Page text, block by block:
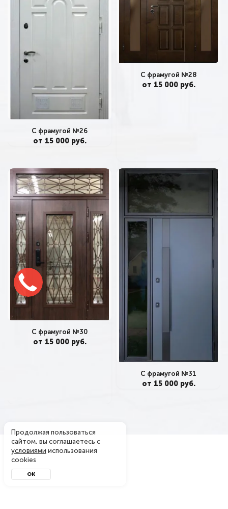
С фрамугой №26
от 15 000 руб.
С фрамугой №28
от 15 000 руб.
С фрамугой №30
от 15 000 руб.
С фрамугой №31
от 15 000 руб.
Продолжая пользоваться
сайтом, вы соглашаетесь с
условиями использования
cookies
ОК